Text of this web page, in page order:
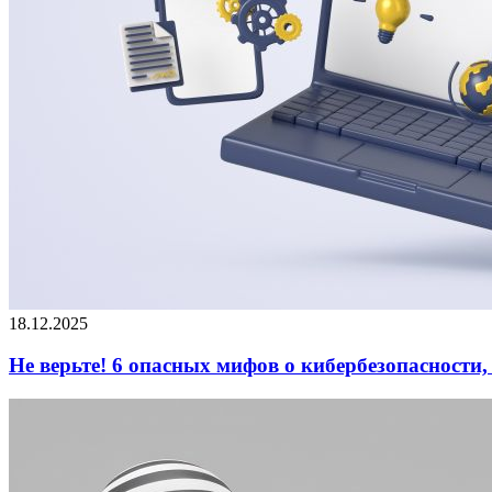
18.12.2025
Не верьте! 6 опасных мифов о